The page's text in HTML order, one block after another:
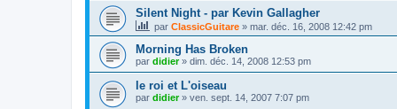
Silent Night - par Kevin Gallagher
par ClassicGuitare » mar. déc. 16, 2008 12:42 pm
Morning Has Broken
par didier» dim. déc. 14, 2008 12:53 pm
le roi et L'oiseau
par didier» ven. sept. 14, 2007 7:07 pm